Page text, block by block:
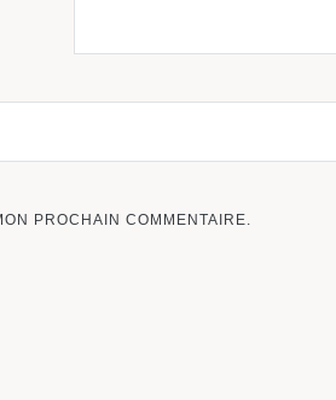
PROCHAIN COMMENTAIRE.